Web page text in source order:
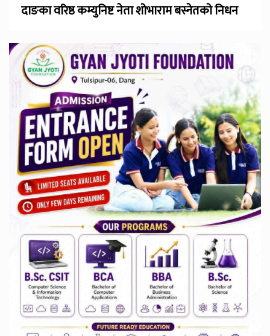
दाङका वरिष्ठ कम्युनिष्ट नेता शोभाराम बस्नेतको निधन